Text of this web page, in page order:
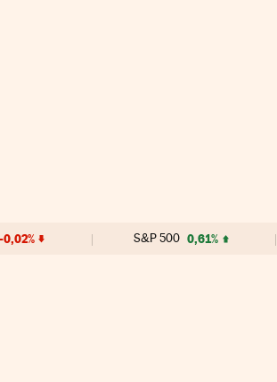
-0,02% S&P 500 0,61%